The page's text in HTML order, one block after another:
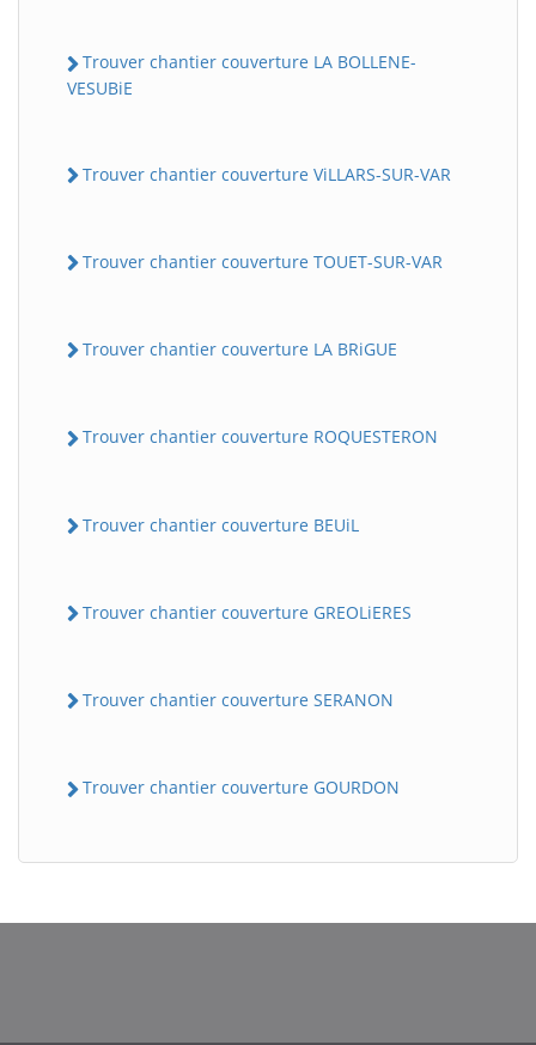
Trouver chantier couverture LA BOLLENE-
VESUBiE
Trouver chantier couverture ViLLARS-SUR-VAR
Trouver chantier couverture TOUET-SUR-VAR
Trouver chantier couverture LA BRiGUE
Trouver chantier couverture ROQUESTERON
Trouver chantier couverture BEUiL
Trouver chantier couverture GREOLiERES
Trouver chantier couverture SERANON
Trouver chantier couverture GOURDON
BatiWebPro